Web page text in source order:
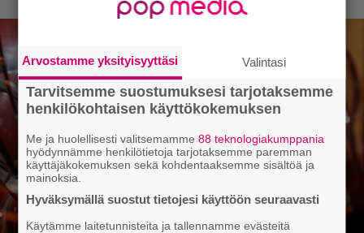
Arvostamme yksityisyyttäsi Valintasi
Tarvitsemme suostumuksesi tarjotaksemme
henkilökohtaisen käyttökokemuksen
Me ja huolellisesti valitsemamme88 teknologiakumppania
hyödynnämme henkilötietoja tarjotaksemme paremman
käyttäjäkokemuksen sekä kohdentaaksemme sisältöä ja
mainoksia.
Hyväksymällä suostut tietojesi käyttöön seuraavasti
Käytämme laitetunnisteita ja tallennamme evästeitä